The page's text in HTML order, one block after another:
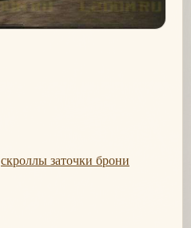
скроллы заточки брони